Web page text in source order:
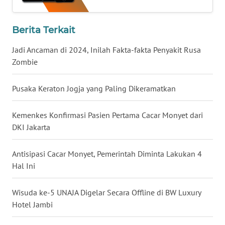
Berita Terkait
Jadi Ancaman di 2024, Inilah Fakta-fakta Penyakit Rusa
Zombie
Pusaka Keraton Jogja yang Paling Dikeramatkan
Kemenkes Konfirmasi Pasien Pertama Cacar Monyet dari
DKI Jakarta
Antisipasi Cacar Monyet, Pemerintah Diminta Lakukan 4
Hal Ini
Wisuda ke-5 UNAJA Digelar Secara Offline di BW Luxury
Hotel Jambi
WN
BABEL
WN
SUMBAR
WN
SUMSEL
WN
WN
WN